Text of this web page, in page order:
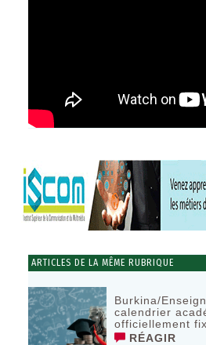
ARTICLES DE LA MÊME RUBRIQUE
Burkina/
calendrier
officiellement
RÉAGIR